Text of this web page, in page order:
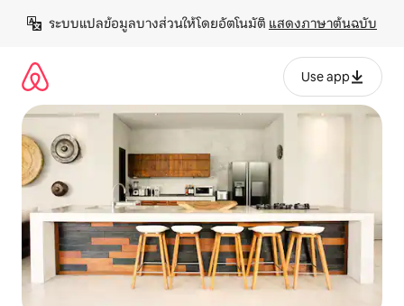
เนื้อหา
ระบบแปลข้อมูลบางส่วนให้โดยอัตโนมัติ แสดงภาษาต้นฉบับ
Use app